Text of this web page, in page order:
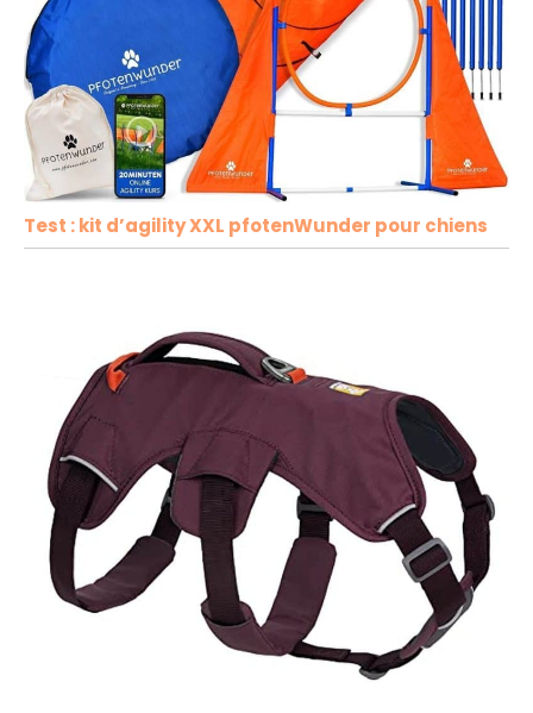
Test : kit d’agility XXL pfotenWunder pour chiens